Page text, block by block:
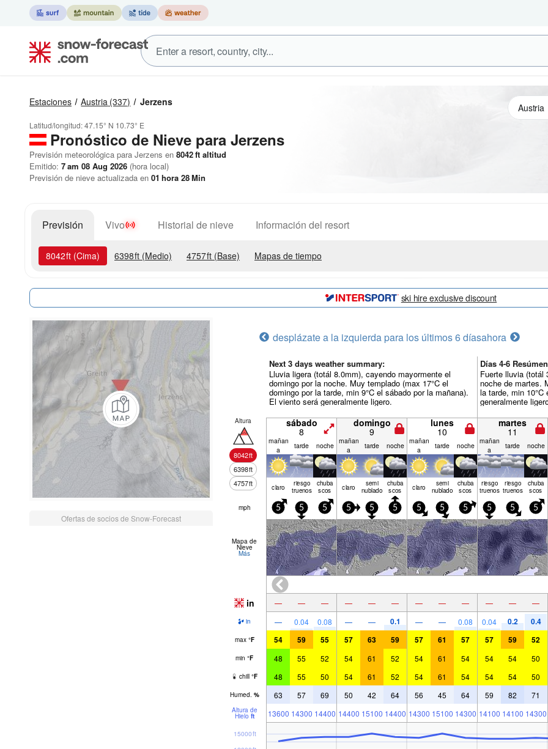
Estaciones Austria (337) Jerzens
Latitud/longitud:47.15° N 10.73° E
Pronóstico de Nieve para Jerzens
Previsión meteorológica para Jerzens en 8042ft altitud
Emitido: 7 am 08 Aug 2026 (hora local)
Previsión de nieve actualizada en 01 hora 28Min
Previsión Vivo Historial de nieve Información del resort
8042ft (Cima) 6398ft (Medio) 4757ft (Base) Mapas de tiempo
ski hire exclusive discount
Ofertas de socios de Snow-Forecast
desplázate a la izquierda para los últimos 6 díasahora
Next 3 days weather summary:
Lluvia ligera (totál 8.0mm), cayendo mayormente el
domingo por la noche. Muy templado (max 17°C el
domingo por la tarde, min 9°C el sábado por la mañana).
El viento será generalmente ligero.
Días 4-6
Fuerte lluvia (totál
noche de martes.
la tarde, min
generalmente
Altura
8042ft
6398ft
4757ft
sábado
8
domingo
9
lunes
10
martes
11
mañan
a
tarde noche mañan
a
tarde noche mañan
a
tarde noche mañan
a
tarde noche
claro riesgo
truenos
chuba
scos claro semi
nublado
chuba
scos claro semi
nublado
chuba
scos
riesgo
truenos
riesgo
truenos
chuba
scos
mph 5 5 5 5 5 5 5 5 5 5 5 5
Mapa de
Nieve
Más
in — — — — — — — — — — — —
in — 0.04 0.08 — — 0.1 — — 0.08 0.04 0.2 0.4
max °F 54 59 55 57 63 59 57 61 57 57 59 52
min °F 48 55 52 54 61 52 54 61 54 54 54 50
chill °F 48 55 50 54 61 52 54 61 54 54 54 50
Humed. % 63 57 69 50 42 64 56 45 64 59 82 71
Altura de
Hielo ft 13600 14300 14400 14400 15100 14400 14300 15100 14300 14100 14100 14300
15000ft